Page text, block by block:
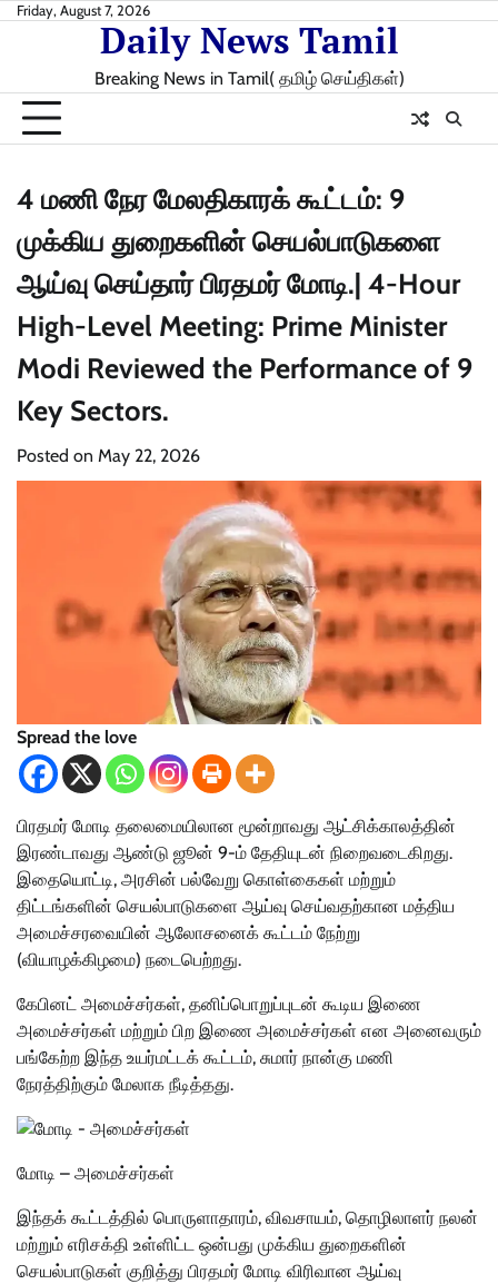
SkipFriday, August 7, 2026
Daily News Tamil
Breaking News in Tamil( தமிழ் செய்திகள்)
4 மணி நேர மேலதிகாரக் கூட்டம்: 9
முக்கிய துறைகளின் செயல்பாடுகளை
ஆய்வு செய்தார் பிரதமர் மோடி.| 4-Hour
High-Level Meeting: Prime Minister
Modi Reviewed the Performance of 9
Key Sectors.
Posted on May 22, 2026
Spread the love
பிரதமர் மோடி தலைமையிலான மூன்றாவது ஆட்சிக்காலத்தின்
இரண்டாவது ஆண்டு ஜூன் 9-ம் தேதியுடன் நிறைவடைகிறது.
இதையொட்டி, அரசின் பல்வேறு கொள்கைகள் மற்றும்
திட்டங்களின் செயல்பாடுகளை ஆய்வு செய்வதற்கான மத்திய
அமைச்சரவையின் ஆலோசனைக் கூட்டம் நேற்று
(வியாழக்கிழமை) நடைபெற்றது.
கேபினட் அமைச்சர்கள், தனிப்பொறுப்புடன் கூடிய இணை
அமைச்சர்கள் மற்றும் பிற இணை அமைச்சர்கள் என அனைவரும்
பங்கேற்ற இந்த உயர்மட்டக் கூட்டம், சுமார் நான்கு மணி
நேரத்திற்கும் மேலாக நீடித்தது.
மோடி – அமைச்சர்கள்
இந்தக் கூட்டத்தில் பொருளாதாரம், விவசாயம், தொழிலாளர் நலன்
மற்றும் எரிசக்தி உள்ளிட்ட ஒன்பது முக்கிய துறைகளின்
செயல்பாடுகள் குறித்து பிரதமர் மோடி விரிவான ஆய்வு